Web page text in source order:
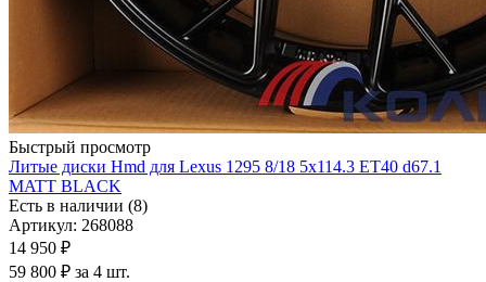
Быстрый просмотр
Литые диски Hmd для Lexus 1295 8/18 5x114.3 ET40 d67.1
MATT BLACK
Есть в наличии (8)
Артикул: 268088
14 950 ₽
59 800 ₽ за 4 шт.